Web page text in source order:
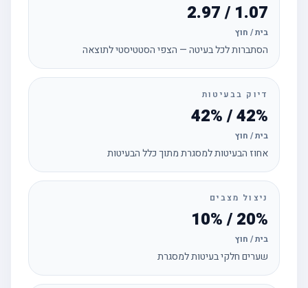
1.07 / 2.97
בית / חוץ
הסתברות לכל בעיטה — הצפי הסטטיסטי לתוצאה
דיוק בבעיטות
42% / 42%
בית / חוץ
אחוז הבעיטות למסגרת מתוך כלל הבעיטות
ניצול מצבים
20% / 10%
בית / חוץ
שערים חלקי בעיטות למסגרת